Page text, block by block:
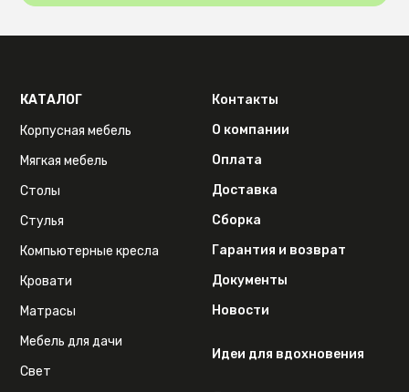
КАТАЛОГ
Корпусная мебель
Мягкая мебель
Столы
Стулья
Компьютерные кресла
Кровати
Матрасы
Мебель для дачи
Свет
Контакты
О компании
Оплата
Доставка
Сборка
Гарантия и возврат
Документы
Новости
Идеи для вдохновения